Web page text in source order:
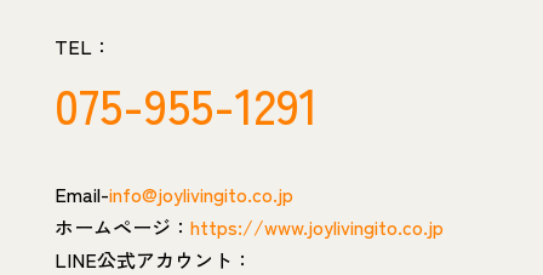
TEL：
075-955-1291
Email-info@joylivingito.co.jp
ホームページ： https://www.joylivingito.co.jp
LINE公式アカウント：